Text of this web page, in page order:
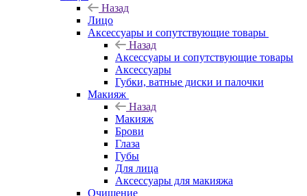
Назад
Лицо
Аксессуары и сопутствующие товары
Назад
Аксессуары и сопутствующие товары
Аксессуары
Губки, ватные диски и палочки
Макияж
Назад
Макияж
Брови
Глаза
Губы
Для лица
Аксессуары для макияжа
Очищение